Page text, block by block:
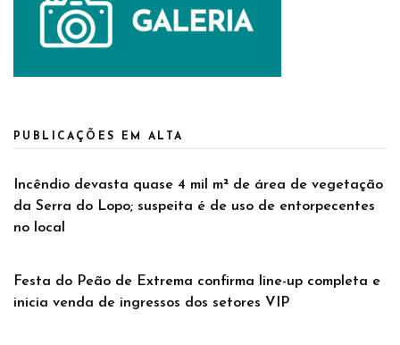
PUBLICAÇÕES EM ALTA
Incêndio devasta quase 4 mil m² de área de vegetação
da Serra do Lopo; suspeita é de uso de entorpecentes
no local
Festa do Peão de Extrema confirma line-up completa e
inicia venda de ingressos dos setores VIP